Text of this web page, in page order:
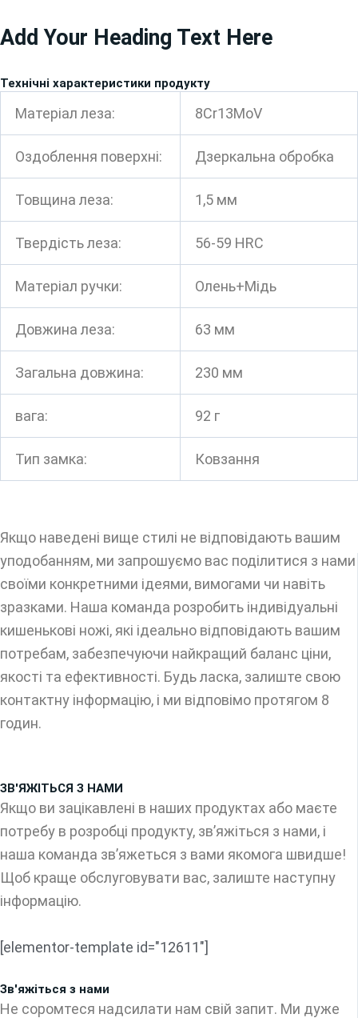
до
Add Your Heading Text Here
Технічні характеристики продукту
Матеріал леза: 8Cr13MoV
Оздоблення поверхні: Дзеркальна обробка
Товщина леза: 1,5 мм
Твердість леза: 56-59 HRC
Матеріал ручки: Олень+Мідь
Довжина леза: 63 мм
Загальна довжина: 230 мм
вага: 92 г
Тип замка: Ковзання
Якщо наведені вище стилі не відповідають вашим
уподобанням, ми запрошуємо вас поділитися з нами
своїми конкретними ідеями, вимогами чи навіть
зразками. Наша команда розробить індивідуальні
кишенькові ножі, які ідеально відповідають вашим
потребам, забезпечуючи найкращий баланс ціни,
якості та ефективності. Будь ласка, залиште свою
контактну інформацію, і ми відповімо протягом 8
годин.
ЗВ'ЯЖІТЬСЯ З НАМИ
Якщо ви зацікавлені в наших продуктах або маєте
потребу в розробці продукту, зв’яжіться з нами, і
наша команда зв’яжеться з вами якомога швидше!
Щоб краще обслуговувати вас, залиште наступну
інформацію.
[elementor-template id="12611"]
Зв'яжіться з нами
Не соромтеся надсилати нам свій запит. Ми дуже